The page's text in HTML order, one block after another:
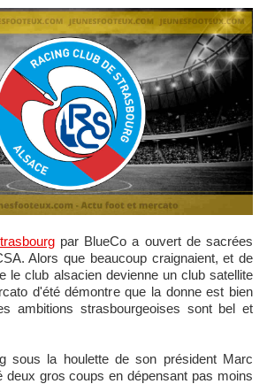
par BlueCo a ouvert de sacrées
Alors que beaucoup craignaient, et de
le club alsacien devienne un club satellite
d'été démontre que la donne est bien
ambitions strasbourgeoises sont bel et
sous la houlette de son président Marc
deux gros coups en dépensant pas moins